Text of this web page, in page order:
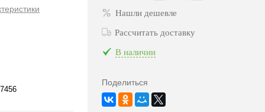
Нашли дешевле
Рассчитать доставку
В наличии
Поделиться